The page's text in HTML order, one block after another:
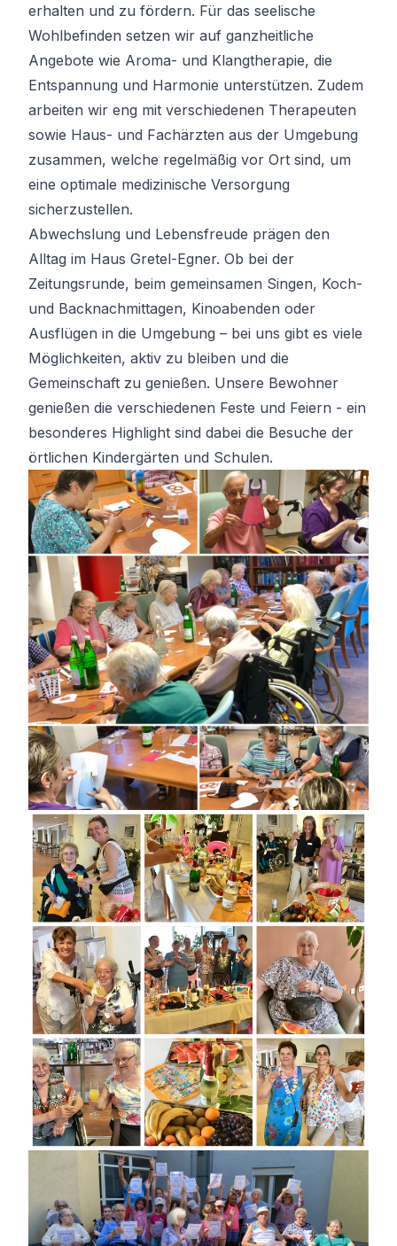
erhalten und zu fördern. Für das seelische
Wohlbefinden setzen wir auf ganzheitliche
Angebote wie Aroma- und Klangtherapie, die
Entspannung und Harmonie unterstützen. Zudem
arbeiten wir eng mit verschiedenen Therapeuten
sowie Haus- und Fachärzten aus der Umgebung
zusammen, welche regelmäßig vor Ort sind, um
eine optimale medizinische Versorgung
sicherzustellen.
Abwechslung und Lebensfreude prägen den
Alltag im Haus Gretel-Egner. Ob bei der
Zeitungsrunde, beim gemeinsamen Singen, Koch-
und Backnachmittagen, Kinoabenden oder
Ausflügen in die Umgebung – bei uns gibt es viele
Möglichkeiten, aktiv zu bleiben und die
Gemeinschaft zu genießen. Unsere Bewohner
genießen die verschiedenen Feste und Feiern - ein
besonderes Highlight sind dabei die Besuche der
örtlichen Kindergärten und Schulen.